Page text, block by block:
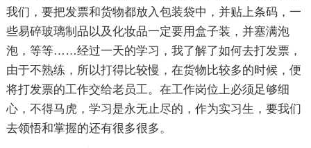
我们，要把发票和货物都放入包装袋中，并贴上条码，一
些易碎玻璃制品以及化妆品一定要用盒子装，并塞满泡
泡，等等……经过一天的学习，我了解了如何去打发票，
由于不熟练，所以打得比较慢，在货物比较多的时候，便
将打发票的工作交给老员工。在工作岗位上必须足够细
心，不得马虎，学习是永无止尽的，作为实习生，要我们
去领悟和掌握的还有很多很多。